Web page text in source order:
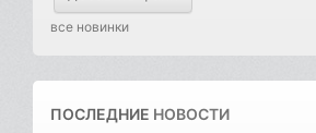
все новинки
ПОСЛЕДНИЕ НОВОСТИ